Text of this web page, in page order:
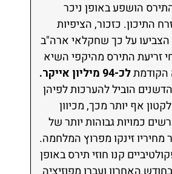
באופן ניכר
כזכור, הציפיות
על כך שחקלאי ארה"ב
התירס מהיקפי השיא
לכ-94 מיליון אייקר.
הוביל להערכות לפיהן
יותר מכך, מכיוון
גבוהות יותר של
זינקו מפרוץ המלחמה.
קנו חוזי תירס באופן